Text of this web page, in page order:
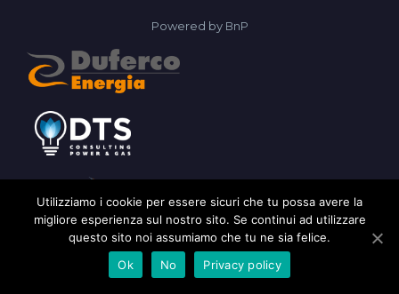
Powered by BnP
2026 © AGIAI
Utilizziamo i cookie per essere sicuri che tu possa avere la
migliore esperienza sul nostro sito. Se continui ad utilizzare
questo sito noi assumiamo che tu ne sia felice.
Ok
No Privacy policy